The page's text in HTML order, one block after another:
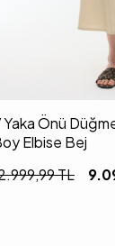
Yaka Önü
Elbise Bej
TL